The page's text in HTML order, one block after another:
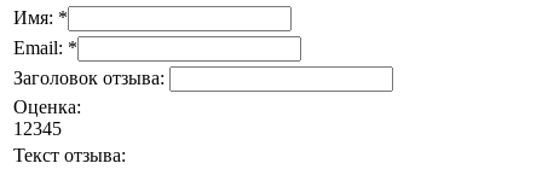
Имя: *
Email: *
Заголовок отзыва:
Оценка:
1 2345
Текст отзыва: